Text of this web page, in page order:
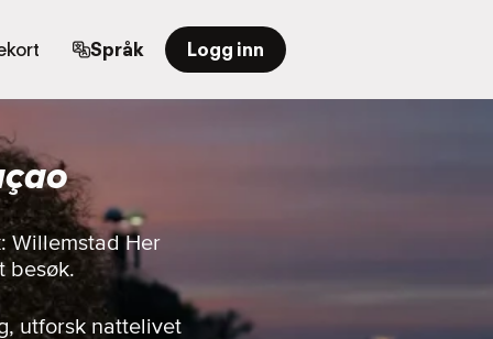
Språk Logg inn
Willemstad Her
besøk.
utforsk nattelivet